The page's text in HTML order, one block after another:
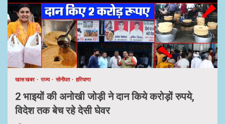
खास खबर राज्य सोनीपत हरियाणा
2 भाइयों की अनोखी जोड़ी ने दान किये करोड़ों रुपये,
विदेश तक बेच रहे देसी घेवर